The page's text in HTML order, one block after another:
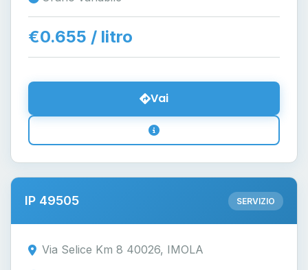
€0.655 / litro
Vai
IP 49505 SERVIZIO
Via Selice Km 8 40026, IMOLA